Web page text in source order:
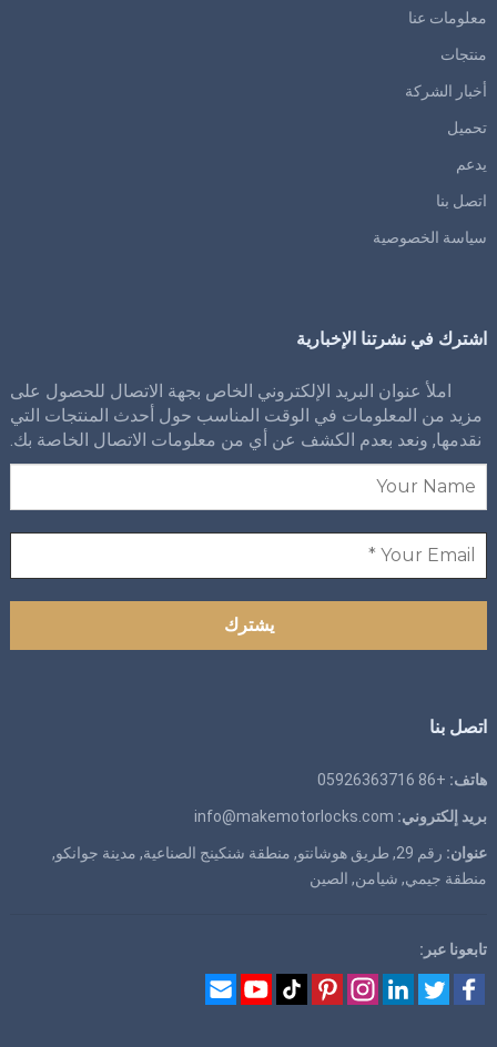
معلومات عنا
منتجات
أخبار الشركة
تحميل
يدعم
اتصل بنا
سياسة الخصوصية
اشترك في نشرتنا الإخبارية
املأ عنوان البريد الإلكتروني الخاص بجهة الاتصال للحصول على
مزيد من المعلومات في الوقت المناسب حول أحدث المنتجات التي
نقدمها, ونعد بعدم الكشف عن أي من معلومات الاتصال الخاصة بك.
اتصل بنا
هاتف: +86 05926363716
بريد إلكتروني: info@makemotorlocks.com
عنوان:
رقم 29, طريق هوشانتو, منطقة شنكينج الصناعية, مدينة جوانكو,
منطقة جيمي, شيامن, الصين
تابعونا عبر: